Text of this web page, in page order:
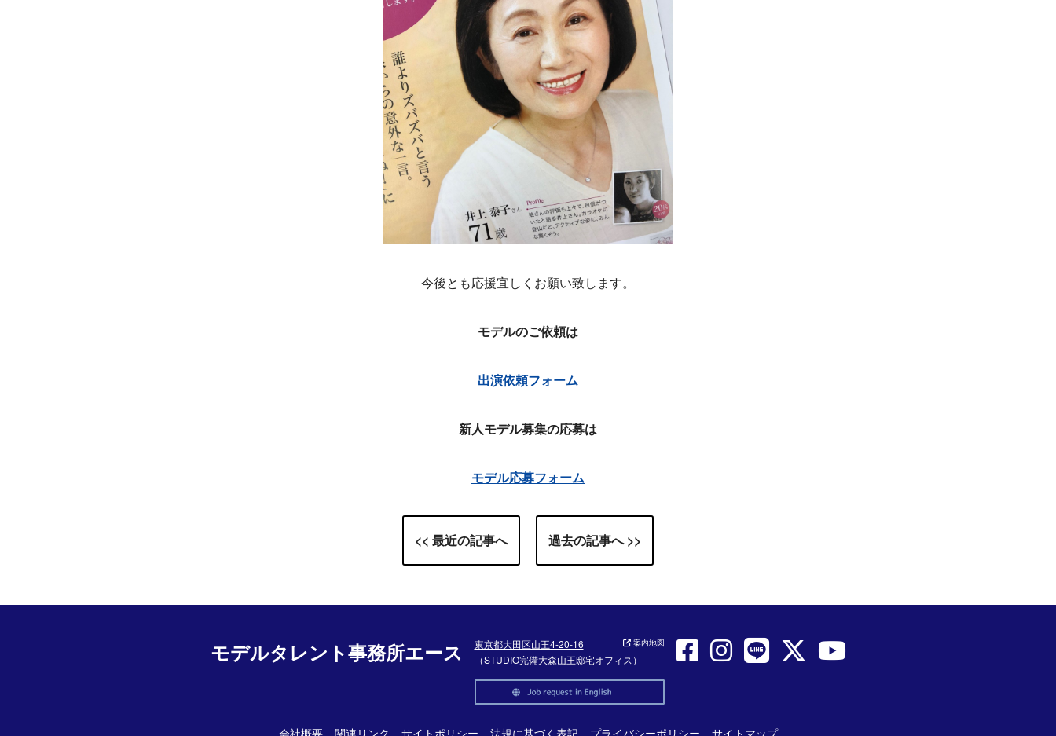
今後とも応援宜しくお願い致します。
モデルのご依頼は
出演依頼フォーム
新人モデル募集の応募は
モデル応募フォーム
<< 最近の記事へ 過去の記事へ >>
モデルタレント事務所エース
東京都大田区山王4-20-16
（STUDIO完備大森山王邸宅オフィス）
案内地図
会社概要 関連リンク サイトポリシー 法規に基づく表記 プライバシーポリシー サイトマップ